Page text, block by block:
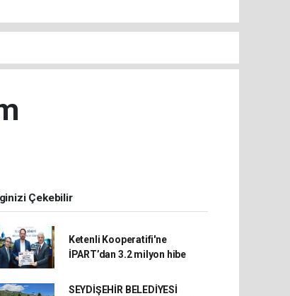
Çekebilir
Ketenli Kooperatifi'ne
İPART’dan 3.2 milyon hibe
SEYDİŞEHİR BELEDİYESİ